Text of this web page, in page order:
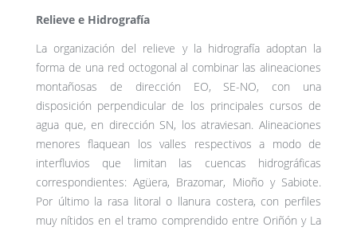
Relieve e Hidrografía
La organización del relieve y la hidrografía adoptan la
forma de una red octogonal al combinar las alineaciones
montañosas de dirección EO, SE-NO, con una
disposición perpendicular de los principales cursos de
agua que, en dirección SN, los atraviesan. Alineaciones
menores flaquean los valles respectivos a modo de
interfluvios que limitan las cuencas hidrográficas
correspondientes: Agüera, Brazomar, Mioño y Sabiote.
Por último la rasa litoral o llanura costera, con perfiles
muy nítidos en el tramo comprendido entre Oriñón y La